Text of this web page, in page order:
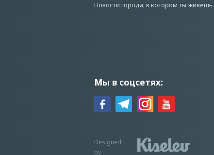
Новости города, в котором ты живешь.
Мы в соцсетях:
Designed
by